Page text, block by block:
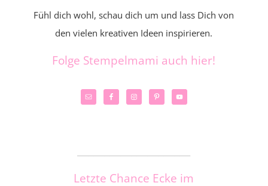
Fühl dich wohl, schau dich um und lass Dich von
den vielen kreativen Ideen inspirieren.
Folge Stempelmami auch hier!
Letzte Chance Ecke im